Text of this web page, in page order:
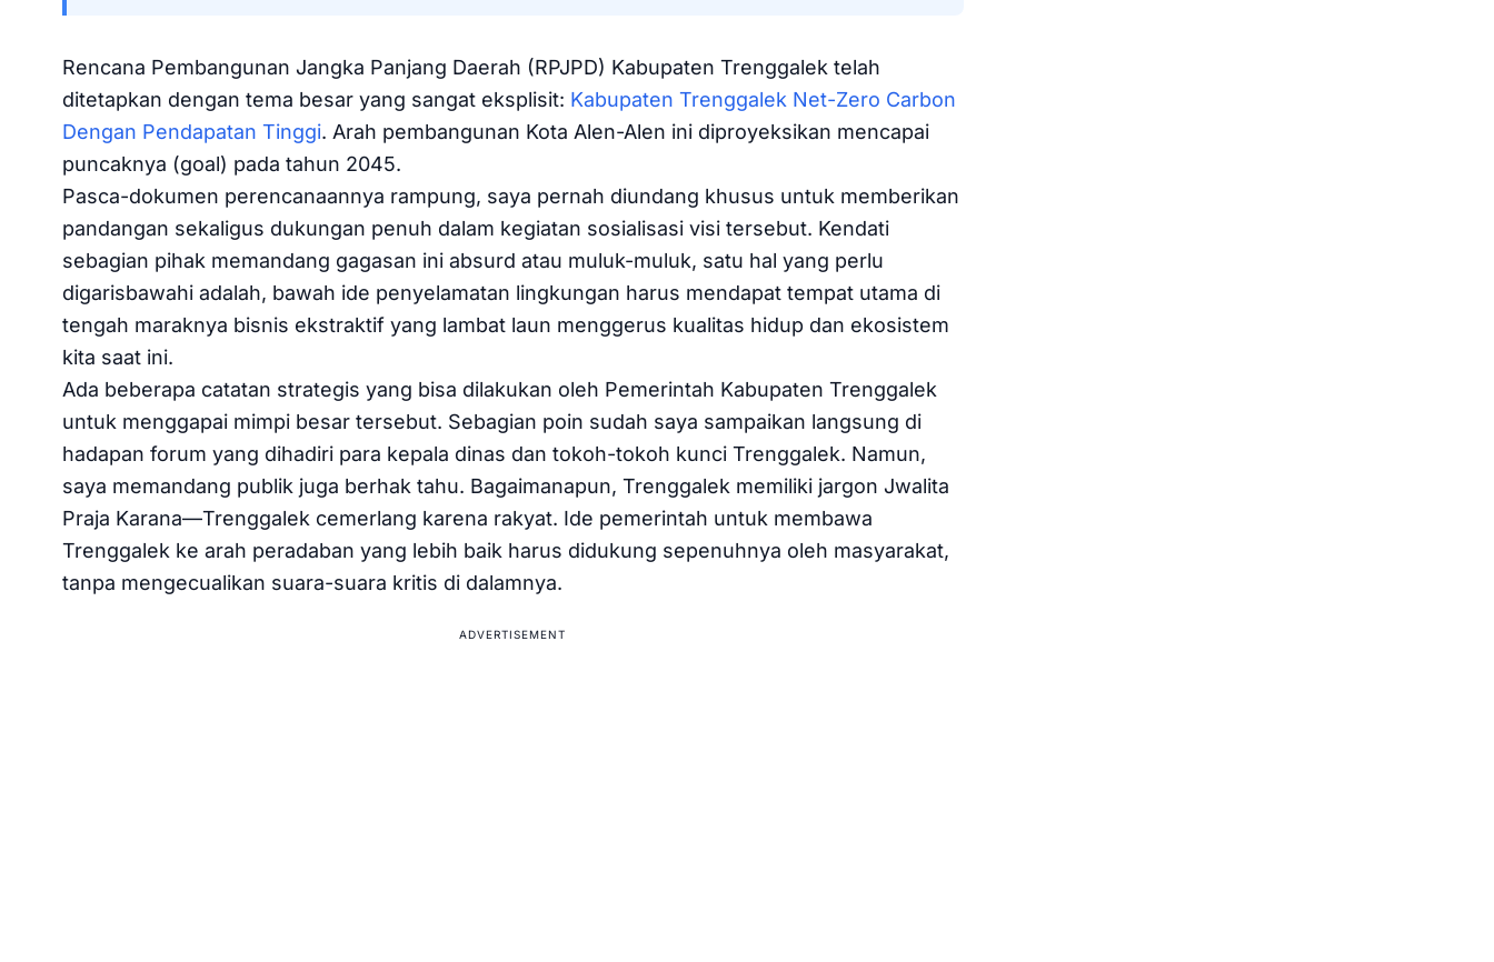
Rencana Pembangunan Jangka Panjang Daerah (RPJPD) Kabupaten Trenggalek telah
ditetapkan dengan tema besar yang sangat eksplisit: Kabupaten Trenggalek Net-Zero Carbon
Dengan Pendapatan Tinggi. Arah pembangunan Kota Alen-Alen ini diproyeksikan mencapai
puncaknya (goal) pada tahun 2045.
Pasca-dokumen perencanaannya rampung, saya pernah diundang khusus untuk memberikan
pandangan sekaligus dukungan penuh dalam kegiatan sosialisasi visi tersebut. Kendati
sebagian pihak memandang gagasan ini absurd atau muluk-muluk, satu hal yang perlu
digarisbawahi adalah, bawah ide penyelamatan lingkungan harus mendapat tempat utama di
tengah maraknya bisnis ekstraktif yang lambat laun menggerus kualitas hidup dan ekosistem
kita saat ini.
Ada beberapa catatan strategis yang bisa dilakukan oleh Pemerintah Kabupaten Trenggalek
untuk menggapai mimpi besar tersebut. Sebagian poin sudah saya sampaikan langsung di
hadapan forum yang dihadiri para kepala dinas dan tokoh-tokoh kunci Trenggalek. Namun,
saya memandang publik juga berhak tahu. Bagaimanapun, Trenggalek memiliki jargon Jwalita
Praja Karana—Trenggalek cemerlang karena rakyat. Ide pemerintah untuk membawa
Trenggalek ke arah peradaban yang lebih baik harus didukung sepenuhnya oleh masyarakat,
tanpa mengecualikan suara-suara kritis di dalamnya.
ADVERTISEMENT